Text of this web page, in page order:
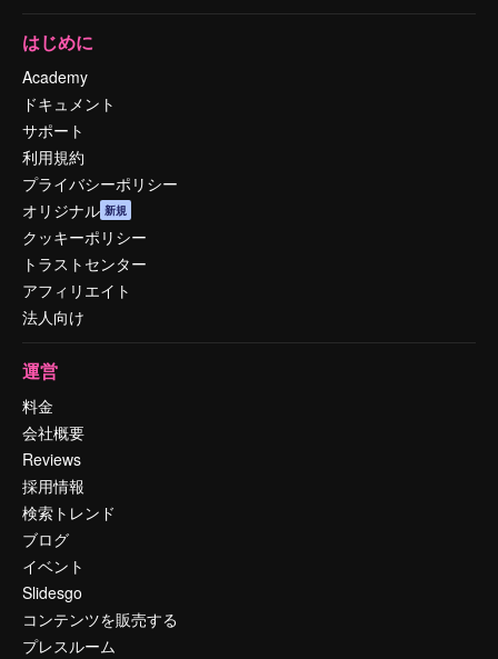
はじめに
Academy
ドキュメント
サポート
利用規約
プライバシーポリシー
オリジナル 新規
クッキーポリシー
トラストセンター
アフィリエイト
法人向け
運営
料金
会社概要
Reviews
採用情報
検索トレンド
ブログ
イベント
Slidesgo
コンテンツを販売する
プレスルーム